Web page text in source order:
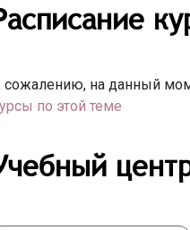
сожалению, на данный
по этой теме